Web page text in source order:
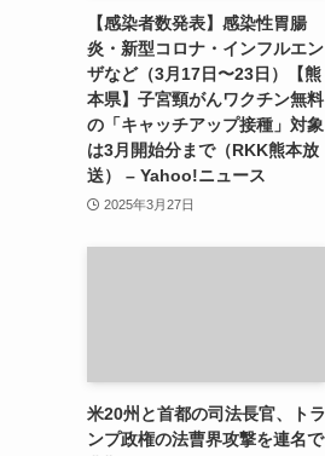
【感染者数発表】感染性胃腸
炎・新型コロナ・インフルエン
ザなど（3月17日〜23日）【熊
本県】子宮頸がんワクチン無料
の「キャッチアップ接種」対象
は3月開始分まで（RKK熊本放
送） – Yahoo!ニュース
2025年3月27日
米20州と首都の司法長官、トラ
ンプ政権の法曹界攻撃を連名で